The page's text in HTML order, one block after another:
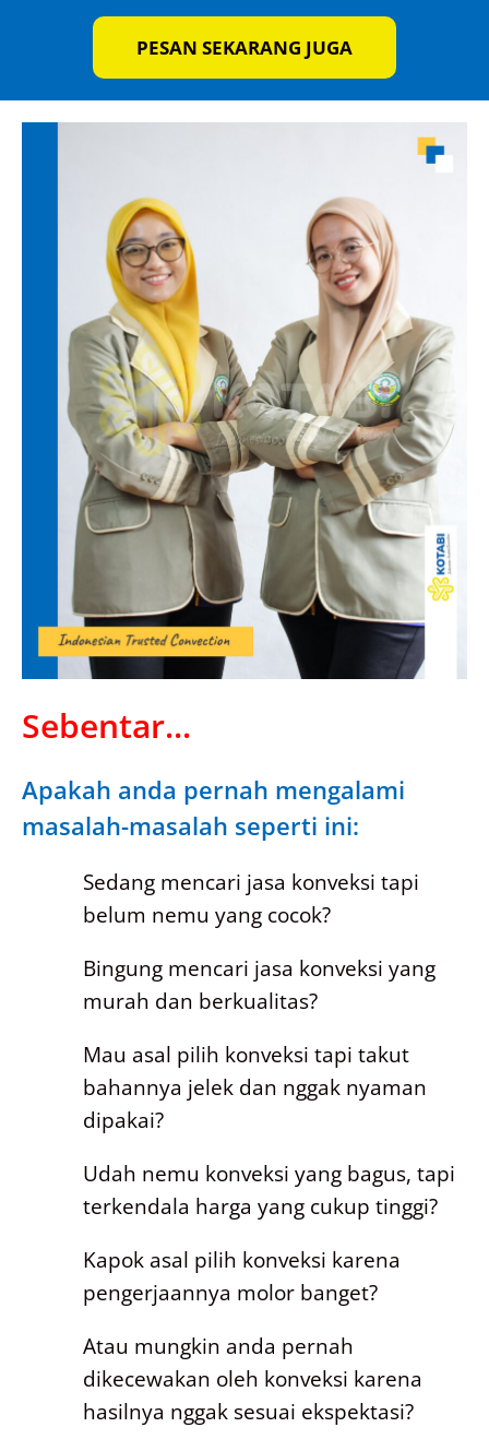
PESAN SEKARANG JUGA
Sebentar...
Apakah anda pernah mengalami
masalah-masalah seperti ini:
Sedang mencari jasa konveksi tapi
belum nemu yang cocok?
Bingung mencari jasa konveksi yang
murah dan berkualitas?
Mau asal pilih konveksi tapi takut
bahannya jelek dan nggak nyaman
dipakai?
Udah nemu konveksi yang bagus, tapi
terkendala harga yang cukup tinggi?
Kapok asal pilih konveksi karena
pengerjaannya molor banget?
Atau mungkin anda pernah
dikecewakan oleh konveksi karena
hasilnya nggak sesuai ekspektasi?